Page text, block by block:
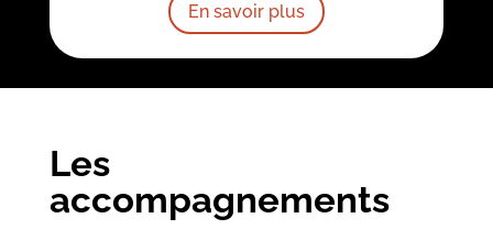
En savoir plus
Les
accompagnements